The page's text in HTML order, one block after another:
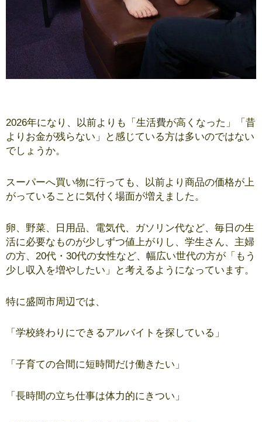
2026年になり、以前よりも「生活費が高くなった」「昔
よりお金が残らない」と感じている方は多いのではない
でしょうか。
スーパーへ買い物に行っても、以前より商品の価格が上
がっていることに気付く場面が増えました。
卵、野菜、日用品、電気代、ガソリン代など、毎日の生
活に必要なものが少しずつ値上がりし、学生さん、主婦
の方、20代・30代の女性など、幅広い世代の方が「もう
少し収入を増やしたい」と考えるようになっています。
特に盛岡市周辺では、
「学校終わりにできるアルバイトを探している」
「子育ての合間に短時間だけ働きたい」
「長時間の立ち仕事は体力的にきつい」